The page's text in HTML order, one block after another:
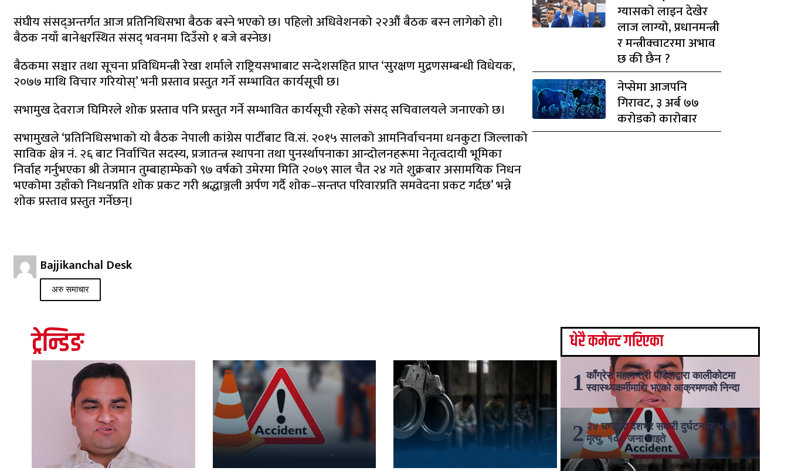
संघीय संसद्अन्तर्गत आज प्रतिनिधिसभा बैठक बस्ने भएको छ। पहिलो अधिवेशनको २२औं बैठक बस्न लागेको हो।
बैठक नयाँ बानेश्वरस्थित संसद् भवनमा दिउँसो १ बजे बस्नेछ।
बैठकमा सञ्चार तथा सूचना प्रविधिमन्त्री रेखा शर्माले राष्ट्रियसभाबाट सन्देशसहित प्राप्त ‘सुरक्षण मुद्रणसम्बन्धी विधेयक,
२०७७ माथि विचार गरियोस्’ भनी प्रस्ताव प्रस्तुत गर्ने सम्भावित कार्यसूची छ।
सभामुख देवराज घिमिरले शोक प्रस्ताव पनि प्रस्तुत गर्ने सम्भावित कार्यसूची रहेको संसद् सचिवालयले जनाएको छ।
सभामुखले ‘प्रतिनिधिसभाको यो बैठक नेपाली कांग्रेस पार्टीबाट वि.सं. २०१५ सालको आमनिर्वाचनमा धनकुटा जिल्लाको
साविक क्षेत्र नं. २६ बाट निर्वाचित सदस्य, प्रजातन्त्र स्थापना तथा पुनर्स्थापनाका आन्दोलनहरूमा नेतृत्वदायी भूमिका
निर्वाह गर्नुभएका श्री तेजमान तुम्बाहाम्फेको ९७ वर्षको उमेरमा मिति २०७९ साल चैत २४ गते शुक्रबार असामयिक निधन
भएकोमा उहाँको निधनप्रति शोक प्रकट गरी श्रद्धाञ्जली अर्पण गर्दै शोक–सन्तप्त परिवारप्रति समवेदना प्रकट गर्दछ’ भन्ने
शोक प्रस्ताव प्रस्तुत गर्नेछन्।
Bajjikanchal Desk
अरु समाचार
ग्यासको लाइन देखेर
लाज लाग्यो, प्रधानमन्त्री
र मन्त्रीक्वाटरमा अभाव
छ की छैन ?
नेप्सेमा आजपनि
गिरावट, ३ अर्ब ७७
करोडको कारोबार
ट्रेन्डिङ धेरै कमेन्ट गरिएका
काँग्रेस महामन्त्री पौडेलद्वारा कालीकोटमा
स्वास्थ्यकर्मीमाथि भएको आक्रमणको निन्दा
२४ घण्टामा देशभर सवारी दुर्घटनामा ५ को
मृत्यु, १०८ जना घाइते